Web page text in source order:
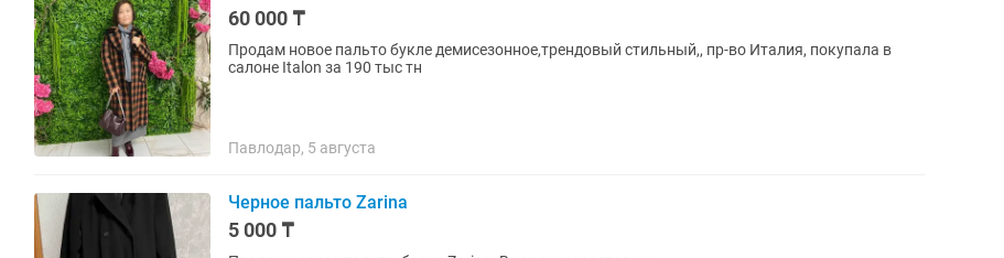
60 000 ₸
Продам новое пальто букле демисезонное,трендовый стильный,, пр-во Италия, покупала в
салоне Italon за 190 тыс тн
Павлодар, 5 августа
Черное пальто Zarina
5 000 ₸